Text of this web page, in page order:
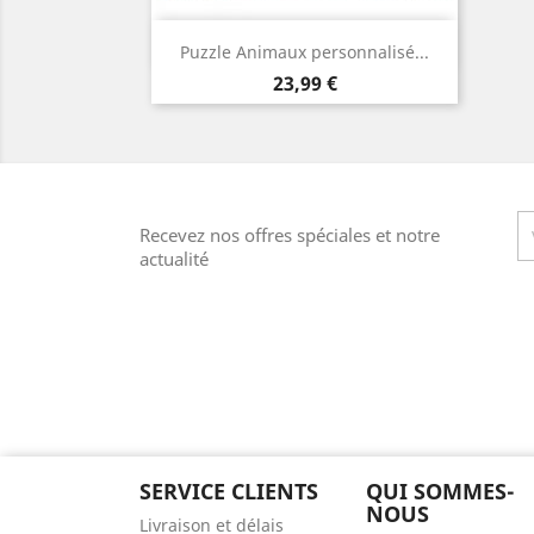
Puzzle Animaux personnalisé...
Prix
23,99 €
Aperçu rapide
Recevez nos offres spéciales et notre
actualité
SERVICE CLIENTS
Livraison et délais
QUI SOMMES-
NOUS